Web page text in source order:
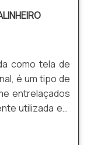
como tela de
de
entrelaçados
utilizada em
versátil e